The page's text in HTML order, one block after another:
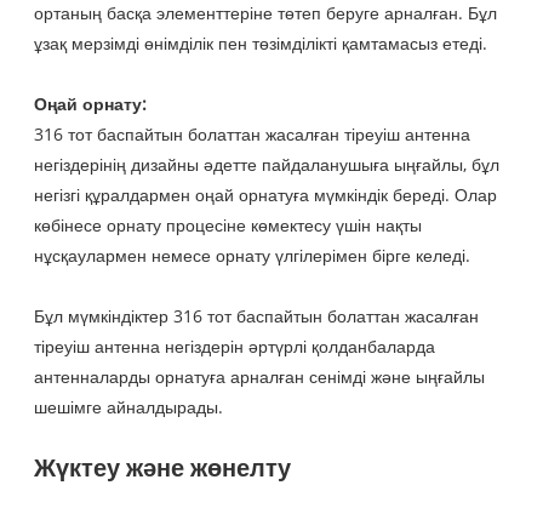
ортаның басқа элементтеріне төтеп беруге арналған. Бұл
ұзақ мерзімді өнімділік пен төзімділікті қамтамасыз етеді.
Оңай орнату:
316 тот баспайтын болаттан жасалған тіреуіш антенна
негіздерінің дизайны әдетте пайдаланушыға ыңғайлы, бұл
негізгі құралдармен оңай орнатуға мүмкіндік береді. Олар
көбінесе орнату процесіне көмектесу үшін нақты
нұсқаулармен немесе орнату үлгілерімен бірге келеді.
Бұл мүмкіндіктер 316 тот баспайтын болаттан жасалған
тіреуіш антенна негіздерін әртүрлі қолданбаларда
антенналарды орнатуға арналған сенімді және ыңғайлы
шешімге айналдырады.
Жүктеу және жөнелту